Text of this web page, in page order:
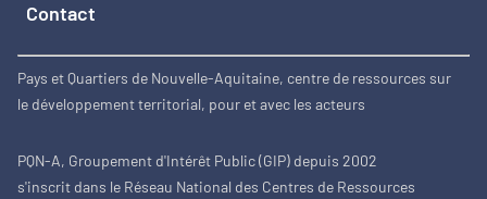
Contact
Pays et Quartiers de Nouvelle-Aquitaine, centre de ressources sur
le développement territorial, pour et avec les acteurs
PQN-A, Groupement d'Intérêt Public (GIP) depuis 2002
s'inscrit dans le Réseau National des Centres de Ressources